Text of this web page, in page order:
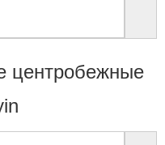
центробежные